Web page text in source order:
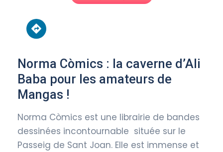
Norma Còmics : la caverne d’Ali
Baba pour les amateurs de
Mangas !
Norma Còmics est une librairie de bandes
dessinées incontournable située sur le
Passeig de Sant Joan. Elle est immense et